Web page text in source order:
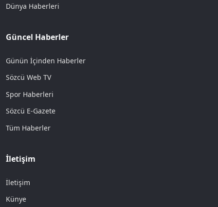
Dünya Haberleri
Güncel Haberler
Günün İçinden Haberler
Sözcü Web TV
Spor Haberleri
Sözcü E-Gazete
Tüm Haberler
İletişim
İletişim
Künye